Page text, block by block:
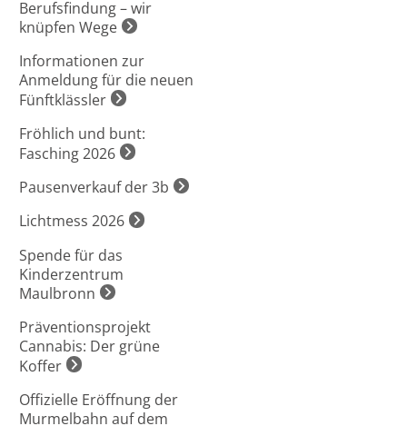
Berufsfindung – wir
knüpfen Wege
Informationen zur
Anmeldung für die neuen
Fünftklässler
Fröhlich und bunt:
Fasching 2026
Pausenverkauf der 3b
Lichtmess 2026
Spende für das
Kinderzentrum
Maulbronn
Präventionsprojekt
Cannabis: Der grüne
Koffer
Offizielle Eröffnung der
Murmelbahn auf dem